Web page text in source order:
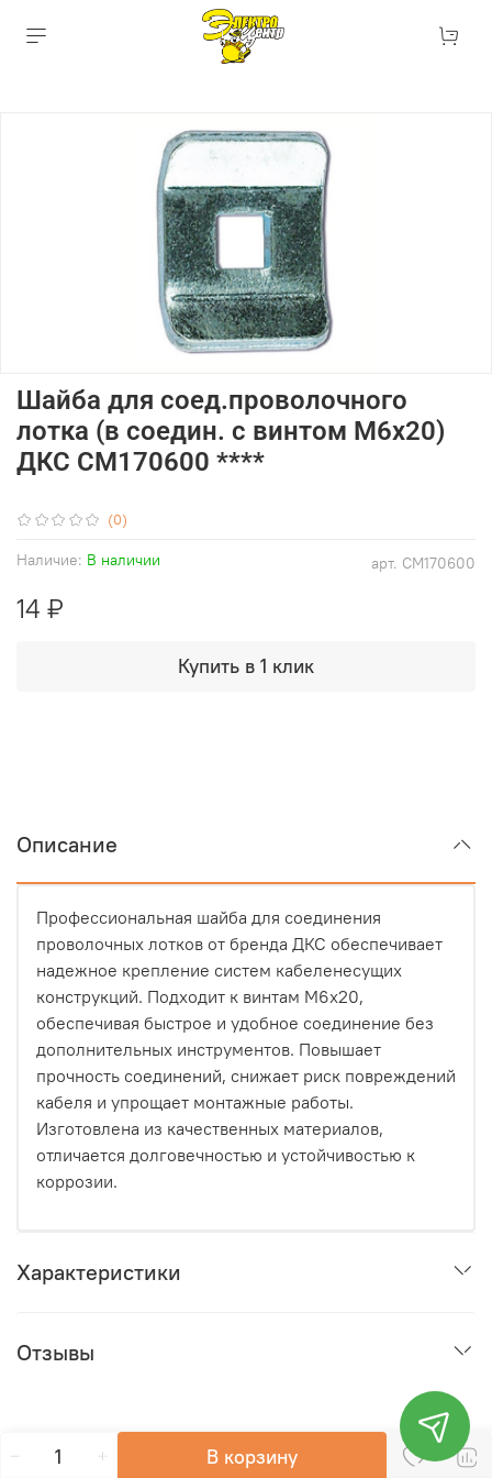
(0)
арт. СМ170600
Наличие: В наличии
Шайба для соед.проволочного
лотка (в соедин. с винтом М6х20)
ДКС СМ170600 ****
14 ₽
В корзину
Купить в 1 клик
Описание
Профессиональная шайба для соединения
проволочных лотков от бренда ДКС обеспечивает
надежное крепление систем кабеленесущих
конструкций. Подходит к винтам M6x20,
обеспечивая быстрое и удобное соединение без
дополнительных инструментов. Повышает
прочность соединений, снижает риск повреждений
кабеля и упрощает монтажные работы.
Изготовлена из качественных материалов,
отличается долговечностью и устойчивостью к
коррозии.
Характеристики
Отзывы